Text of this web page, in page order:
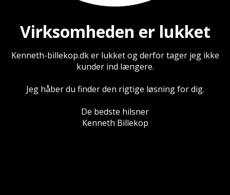
Virksomheden er lukket
Kenneth-billekop.dk er lukket og derfor tager jeg ikke
kunder ind længere.
Jeg håber du finder den rigtige løsning for dig.
De bedste hilsner
Kenneth Billekop